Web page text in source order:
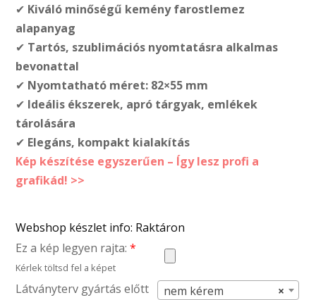
✔ Kiváló minőségű kemény farostlemez
alapanyag
✔ Tartós, szublimációs nyomtatásra alkalmas
bevonattal
✔ Nyomtatható méret: 82×55 mm
✔ Ideális ékszerek, apró tárgyak, emlékek
tárolására
✔ Elegáns, kompakt kialakítás
Kép készítése egyszerűen – Így lesz profi a
grafikád! >>
Webshop készlet info: Raktáron
Ez a kép legyen rajta:*
Kérlek töltsd fel a képet
Látványterv gyártás előtt ×
nem kérem